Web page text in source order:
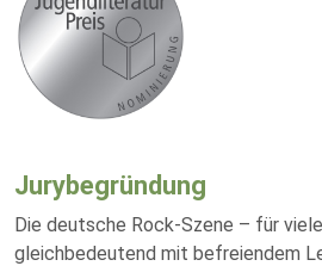
Jurybegründung
Die deutsche Rock-Szene – für
gleichbedeutend mit befreiendem